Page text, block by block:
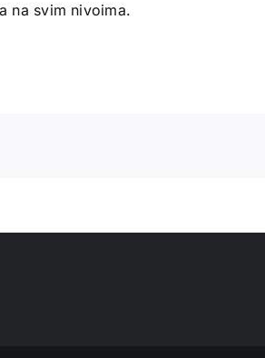
na svim nivoima.